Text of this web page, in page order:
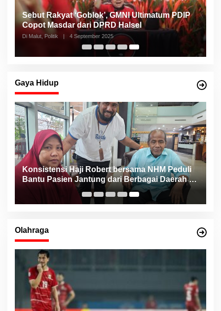
Sebut Rakyat ‘Goblok’, GMNI Ultimatum PDIP
Copot Masdar dari DPRD Halsel
Di Malut, Politik 4 September 2025
Gaya Hidup
Konsistensi Haji Robert bersama NHM Peduli
Bantu Pasien Jantung dari Berbagai Daerah di
Maluku Utara
Olahraga